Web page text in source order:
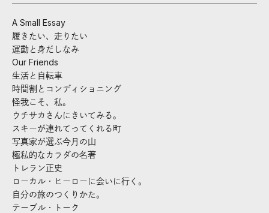
A Small Essay
履きたい、走りたい
運動と身だしなみ
Our Friends
生活と自転車
時間割とコンディショニング
怪我こそ、私。
ウチサカさんにきいてみる。
スキーが連れてってくれる町
写真家が選ぶ今月の山
極私的なカラダの名著
トレラン正史
ローカル・ヒーローに会いに行く。
自分の旅のつくりかた。
テーブル・トーク